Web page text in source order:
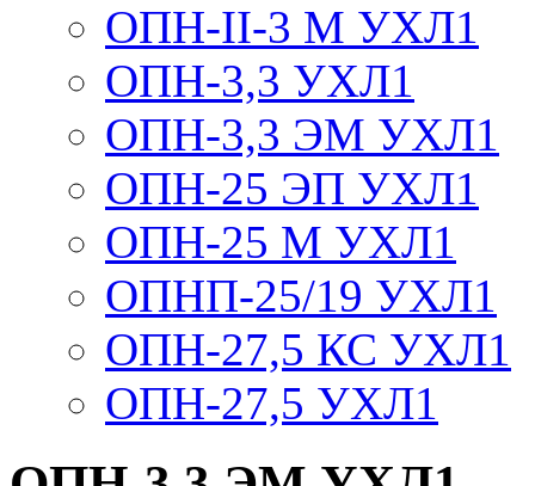
ОПН-II-3 М УХЛ1
ОПН-3,3 УХЛ1
ОПН-3,3 ЭМ УХЛ1
ОПН-25 ЭП УХЛ1
ОПН-25 М УХЛ1
ОПНП-25/19 УХЛ1
ОПН-27,5 КС УХЛ1
ОПН-27,5 УХЛ1